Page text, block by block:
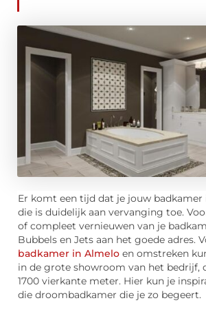
Er komt een tijd dat je jouw badkamer
die is duidelijk aan vervanging toe.
of compleet vernieuwen van je
Bubbels en Jets aan het goede adres.
badkamer in Almelo en omstreken
in de grote showroom van het bedrijf,
1700 vierkante meter. Hier kun je
die droombadkamer die je zo begeert.